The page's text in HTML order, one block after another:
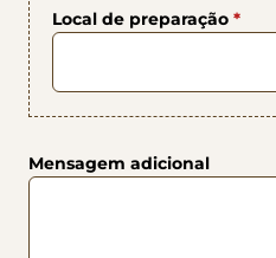
Local de preparação*
Mensagem adicional